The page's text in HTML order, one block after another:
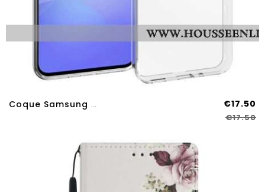
Coque Samsung Galaxy A17 4G / 5G Transparente €17.50
€17.50